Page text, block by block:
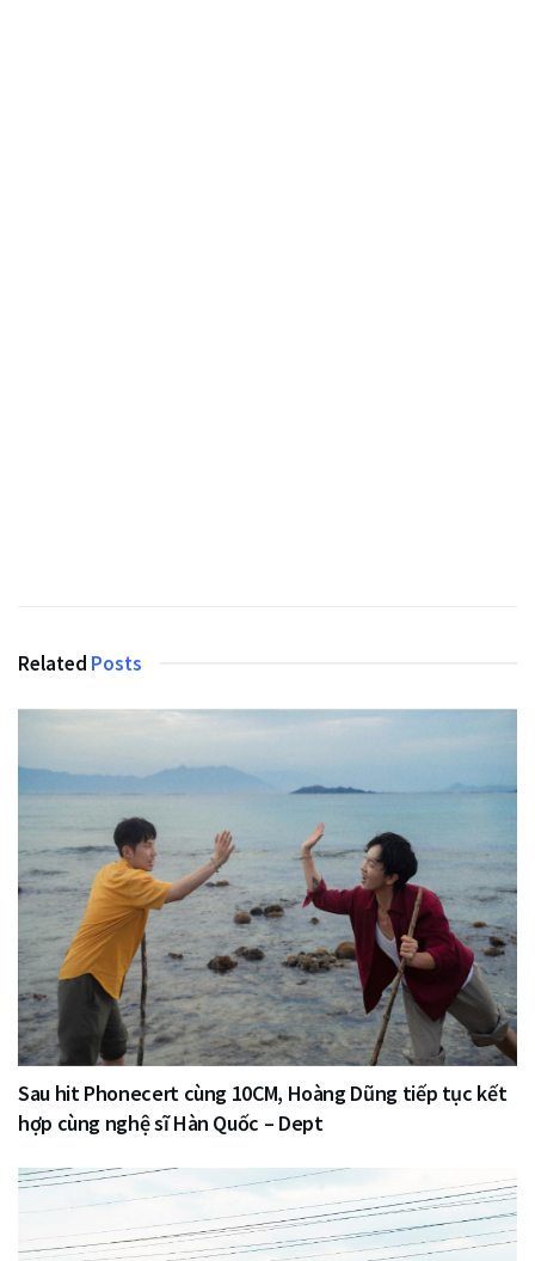
Related Posts
Sau hit Phonecert cùng 10CM, Hoàng Dũng tiếp tục kết
hợp cùng nghệ sĩ Hàn Quốc – Dept